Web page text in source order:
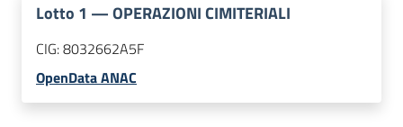
Lotto 1 —OPERAZIONI CIMITERIALI
CIG:8032662A5F
OpenData ANAC